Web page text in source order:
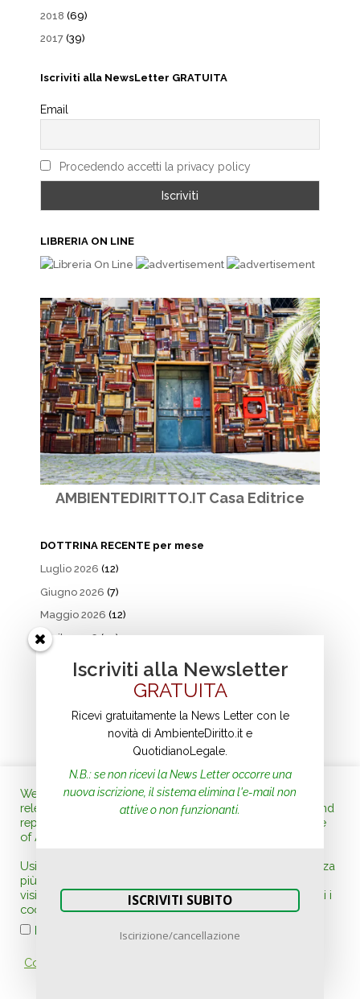
2018 (69)
2017 (39)
Iscriviti alla NewsLetter GRATUITA
Email
Procedendo accetti la privacy policy
LIBRERIA ON LINE
AMBIENTEDIRITTO.IT Casa Editrice
DOTTRINA RECENTE per mese
Luglio 2026 (12)
Giugno 2026 (7)
Maggio 2026 (12)
Aprile 2026(10)
Marzo 2026
(10)
AMBIENTEDIRITTO.IT EDITORE su
Amazon
We use cookies on our website to give you the most
relevant experience by remembering your preferences and
repeat visits. By clicking “Accept”, you consent to the use
of ALL the cookies.
Usiamo i cookie sul nostro sito Web per offrirti l'esperienza
più pertinente ricordando le tue preferenze se ripeti le
visite. Facendo clic su "Accetta", acconsenti all'uso di tutti i
cookie. Altrimenti puoi rifiutare tutti i cookie.
Rifiuta tutti
Cookie settings
Iscriviti alla Newsletter
GRATUITA
Ricevi gratuitamente la News Letter con le
novità di AmbienteDiritto.it e
QuotidianoLegale.
N.B.:se non ricevi la News Letter occorre una
nuova iscrizione, il sistema elimina l'e-mail non
attive o non funzionanti.
ISCRIVITI SUBITO
Iscirizione/cancellazione